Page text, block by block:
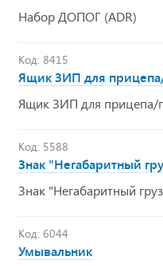
Набор ДОПОГ (ADR)
Код: 8415
Ящик ЗИП для
Ящик ЗИП для прицепа/
Код: 5588
Знак "Негабаритный
Знак "Негабаритный
Код: 6044
Умывальник